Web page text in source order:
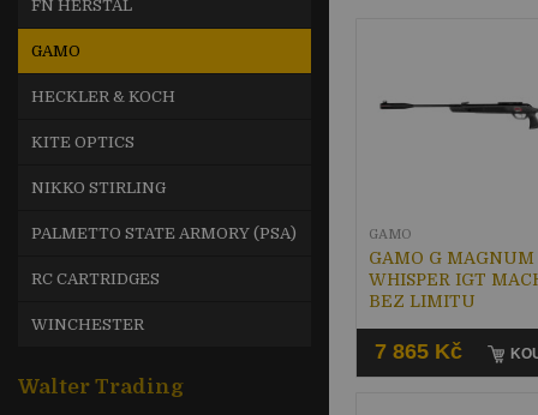
GAMO G MAGNUM
WHISPER IGT
BEZ LIMITU
GAMO
7 865 Kč
FN HERSTAL
GAMO
HECKLER & KOCH
KITE OPTICS
NIKKO STIRLING
PALMETTO STATE ARMORY (PSA)
RC CARTRIDGES
WINCHESTER
Walter Trading